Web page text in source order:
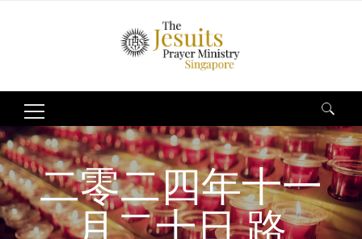
Search
for:
二零二四年十一
月二十日 路